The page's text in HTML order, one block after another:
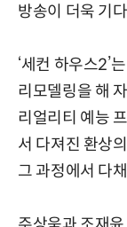
방송이 더욱 기
‘세컨 하우스2’
리모델링을 해
리얼리티 예능
서 다져진 환상
그 과정에서 다